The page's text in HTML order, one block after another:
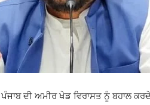
ਪੰਜਾਬ ਦੀ ਅਮੀਰ ਖੇਡ ਵਿਰਾਸਤ ਨੂੰ ਬਹਾਲ